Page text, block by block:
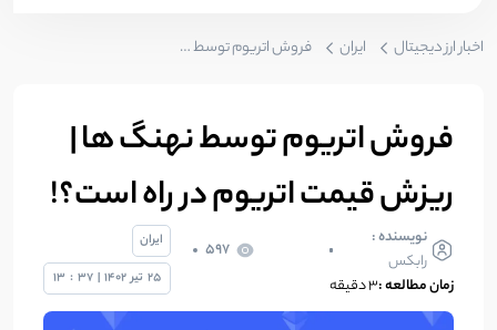
اخبار ارز دیجیتال ایران فروش اتریوم توسط نهنگ ها | ریزش قیمت اتریوم در راه است؟!
فروش اتریوم توسط نهنگ ها |
ریزش قیمت اتریوم در راه است؟!
نویسنده :
رابکس
597
زمان مطالعه :3 دقیقه
ایران
25 تیر 1402
|
37
:
13